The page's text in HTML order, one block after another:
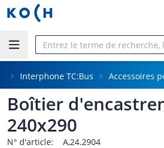
Aller au contenu principal
Interphone TC:Bus Accessoires
Boîtier
240x290
N° d'article: A,24.2904